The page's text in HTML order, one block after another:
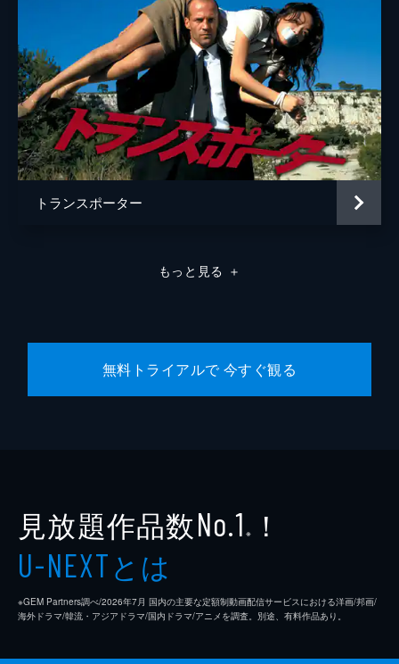
トランスポーター
もっと見る ＋
無料トライアルで 今すぐ観る
見放題作品数No.1 ※ ！
U-NEXTとは
※GEM Partners調べ/2026年7⽉ 国内の主要な定額制動画配信サービスにおける洋画/邦画/
海外ドラマ/韓流・アジアドラマ/国内ドラマ/アニメを調査。別途、有料作品あり。